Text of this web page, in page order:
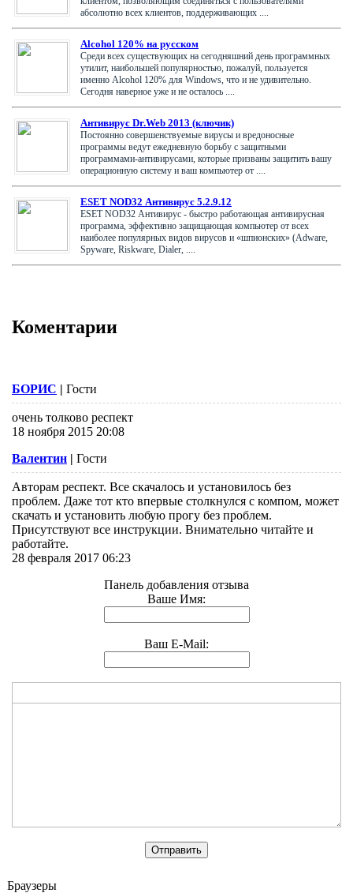
абсолютно всех клиентов, поддерживающих ....
Alcohol 120% на русском
Среди всех существующих на сегодняшний день программных
утилит, наибольшей популярностью, пожалуй, пользуется
именно Alcohol 120% для Windows, что и не удивительно.
Сегодня наверное уже и не осталось ....
Антивирус Dr.Web 2013 (ключик)
Постоянно совершенствуемые вирусы и вредоносные
программы ведут ежедневную борьбу с защитными
программами-антивирусами, которые призваны защитить вашу
операционную систему и ваш компьютер от ....
ESET NOD32 Антивирус 5.2.9.12
ESET NOD32 Антивирус - быстро работающая антивирусная
программа, эффективно защищающая компьютер от всех
наиболее популярных видов вирусов и «шпионских» (Adware,
Spyware, Riskware, Dialer, ....
Коментарии
БОРИС | Гости
очень толково респект
18 ноября 2015 20:08
Валентин | Гости
Авторам респект. Все скачалось и установилось без
проблем. Даже тот кто впервые столкнулся с компом, может
скачать и установить любую прогу без проблем.
Присутствуют все инструкции. Внимательно читайте и
работайте.
28 февраля 2017 06:23
Панель добавления отзыва
Ваше Имя:
Ваш E-Mail:
Браузеры